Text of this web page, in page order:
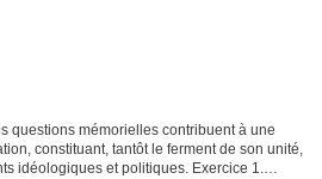
questions mémorielles contribuent à une
constituant, tantôt le ferment de son unité,
idéologiques et politiques. Exercice 1.